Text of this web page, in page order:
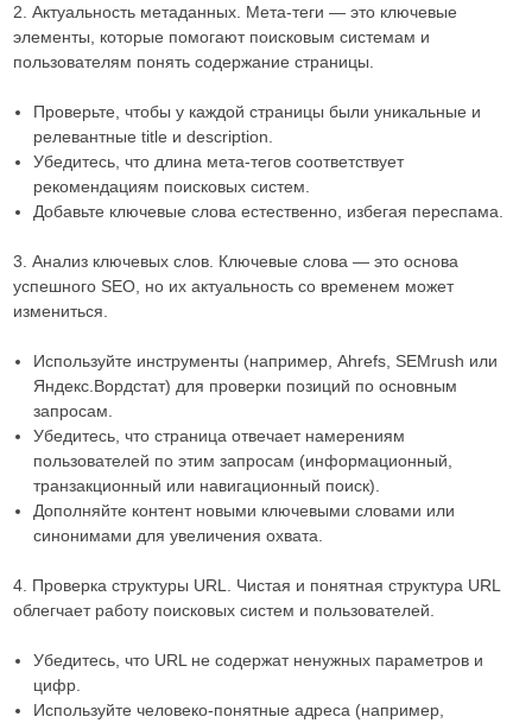
2. Актуальность метаданных. Мета-теги — это ключевые
элементы, которые помогают поисковым системам и
пользователям понять содержание страницы.
Проверьте, чтобы у каждой страницы были уникальные и
релевантные title и description.
Убедитесь, что длина мета-тегов соответствует
рекомендациям поисковых систем.
Добавьте ключевые слова естественно, избегая переспама.
3. Анализ ключевых слов. Ключевые слова — это основа
успешного SEO, но их актуальность со временем может
измениться.
Используйте инструменты (например, Ahrefs, SEMrush или
Яндекс.Вордстат) для проверки позиций по основным
запросам.
Убедитесь, что страница отвечает намерениям
пользователей по этим запросам (информационный,
транзакционный или навигационный поиск).
Дополняйте контент новыми ключевыми словами или
синонимами для увеличения охвата.
4. Проверка структуры URL. Чистая и понятная структура URL
облегчает работу поисковых систем и пользователей.
Убедитесь, что URL не содержат ненужных параметров и
цифр.
Используйте человеко-понятные адреса (например,